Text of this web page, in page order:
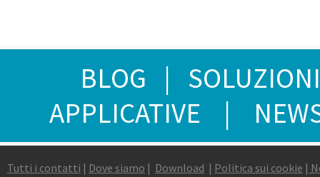
BLOG |
APPLICATIVE |
Tutti i contatti | Dove siamo | Download | Politica sui cookie |